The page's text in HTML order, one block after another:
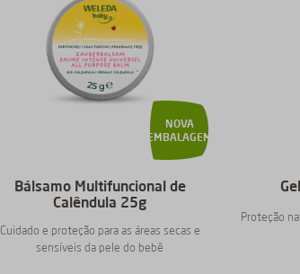
NOVA
EMBALAGEM
Bálsamo Multifuncional de
Calêndula 25g
Cuidado e proteção para as áreas secas e
sensíveis da pele do bebê
Proteção